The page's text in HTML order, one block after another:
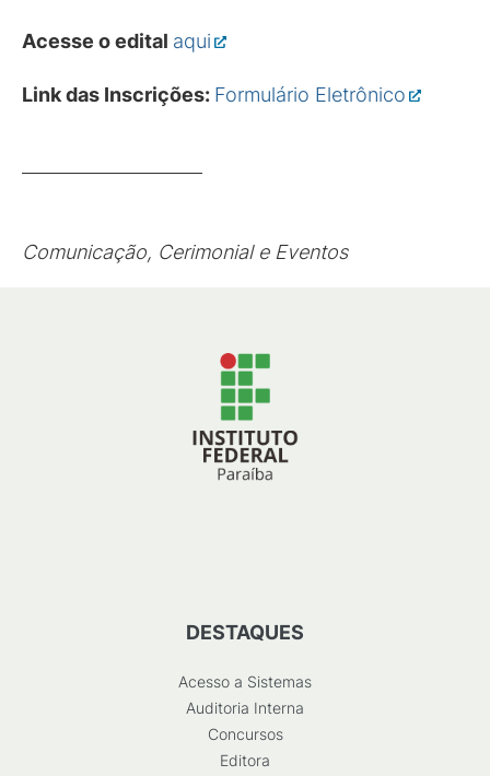
Acesse o edital aqui
Link das Inscrições: Formulário Eletrônico
Comunicação, Cerimonial e Eventos
DESTAQUES
Acesso a Sistemas
Auditoria Interna
Concursos
Editora